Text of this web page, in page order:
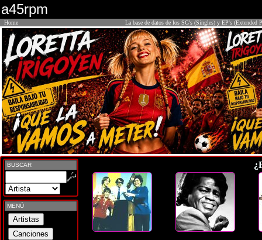
a45rpm
Home La base de datos de los SG's (Singles) y EP's (Extended
BUSCAR
MENÚ